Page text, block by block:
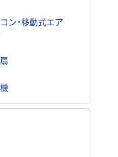
ン・移動式エア